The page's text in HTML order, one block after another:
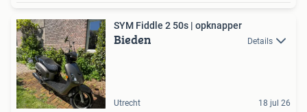
SYM Fiddle 2 50s | opknapper
Bieden Details
Utrecht 18 jul 26